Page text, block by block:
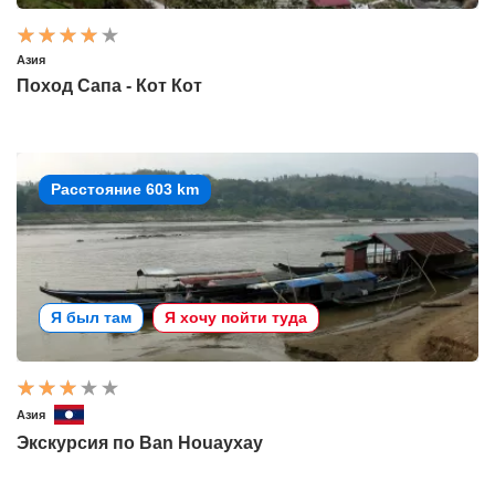
Азия
Поход Сапа - Кот Кот
Расстояние 603 km
Я был там Я хочу пойти туда
Азия
Экскурсия по Ban Houayxay